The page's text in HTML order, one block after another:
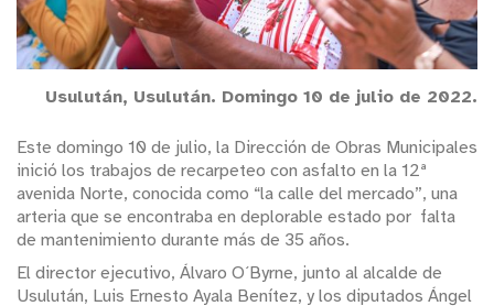
Usulután, Usulután. Domingo 10 de julio de 2022.
Este domingo 10 de julio, la Dirección de Obras Municipales
inició los trabajos de recarpeteo con asfalto en la 12ª
avenida Norte, conocida como “la calle del mercado”, una
arteria que se encontraba en deplorable estado por falta
de mantenimiento durante más de 35 años.
El director ejecutivo, Álvaro O´Byrne, junto al alcalde de
Usulután, Luis Ernesto Ayala Benítez, y los diputados Ángel